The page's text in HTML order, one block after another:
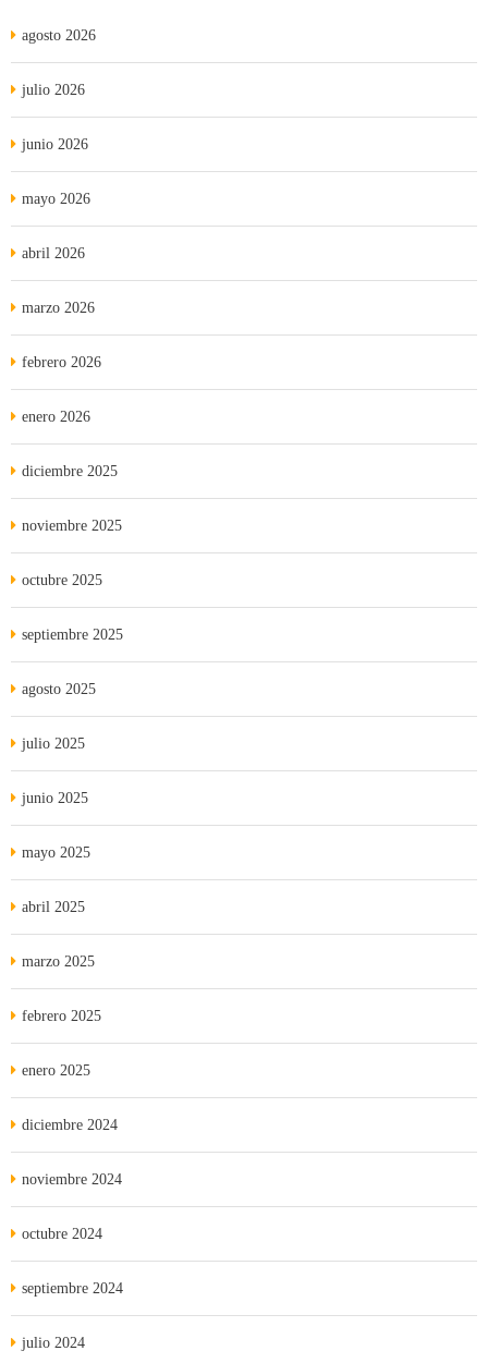
agosto 2026
julio 2026
junio 2026
mayo 2026
abril 2026
marzo 2026
febrero 2026
enero 2026
diciembre 2025
noviembre 2025
octubre 2025
septiembre 2025
agosto 2025
julio 2025
junio 2025
mayo 2025
abril 2025
marzo 2025
febrero 2025
enero 2025
diciembre 2024
noviembre 2024
octubre 2024
septiembre 2024
julio 2024